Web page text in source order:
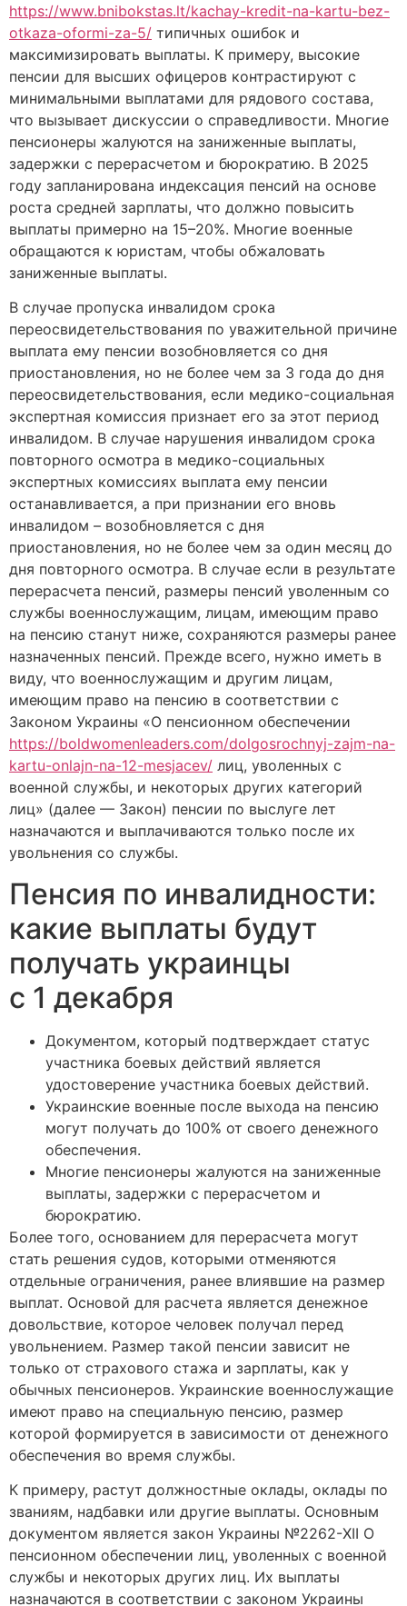
https://www.bnibokstas.lt/kachay-kredit-na-kartu-bez-
otkaza-oformi-za-5/ типичных ошибок и
максимизировать выплаты. К примеру, высокие
пенсии для высших офицеров контрастируют с
минимальными выплатами для рядового состава,
что вызывает дискуссии о справедливости. Многие
пенсионеры жалуются на заниженные выплаты,
задержки с перерасчетом и бюрократию. В 2025
году запланирована индексация пенсий на основе
роста средней зарплаты, что должно повысить
выплаты примерно на 15–20%. Многие военные
обращаются к юристам, чтобы обжаловать
заниженные выплаты.
В случае пропуска инвалидом срока
переосвидетельствования по уважительной причине
выплата ему пенсии возобновляется со дня
приостановления, но не более чем за 3 года до дня
переосвидетельствования, если медико-социальная
экспертная комиссия признает его за этот период
инвалидом. В случае нарушения инвалидом срока
повторного осмотра в медико-социальных
экспертных комиссиях выплата ему пенсии
останавливается, а при признании его вновь
инвалидом – возобновляется с дня
приостановления, но не более чем за один месяц до
дня повторного осмотра. В случае если в результате
перерасчета пенсий, размеры пенсий уволенным со
службы военнослужащим, лицам, имеющим право
на пенсию станут ниже, сохраняются размеры ранее
назначенных пенсий. Прежде всего, нужно иметь в
виду, что военнослужащим и другим лицам,
имеющим право на пенсию в соответствии с
Законом Украины «О пенсионном обеспечении
https://boldwomenleaders.com/dolgosrochnyj-zajm-na-
kartu-onlajn-na-12-mesjacev/ лиц, уволенных с
военной службы, и некоторых других категорий
лиц» (далее — Закон) пенсии по выслуге лет
назначаются и выплачиваются только после их
увольнения со службы.
Пенсия по инвалидности:
какие выплаты будут
получать украинцы
с 1 декабря
Документом, который подтверждает статус
участника боевых действий является
удостоверение участника боевых действий.
Украинские военные после выхода на пенсию
могут получать до 100% от своего денежного
обеспечения.
Многие пенсионеры жалуются на заниженные
выплаты, задержки с перерасчетом и
бюрократию.
Более того, основанием для перерасчета могут
стать решения судов, которыми отменяются
отдельные ограничения, ранее влиявшие на размер
выплат. Основой для расчета является денежное
довольствие, которое человек получал перед
увольнением. Размер такой пенсии зависит не
только от страхового стажа и зарплаты, как у
обычных пенсионеров. Украинские военнослужащие
имеют право на специальную пенсию, размер
которой формируется в зависимости от денежного
обеспечения во время службы.
К примеру, растут должностные оклады, оклады по
званиям, надбавки или другие выплаты. Основным
документом является закон Украины №2262-XII О
пенсионном обеспечении лиц, уволенных с военной
службы и некоторых других лиц. Их выплаты
назначаются в соответствии с законом Украины